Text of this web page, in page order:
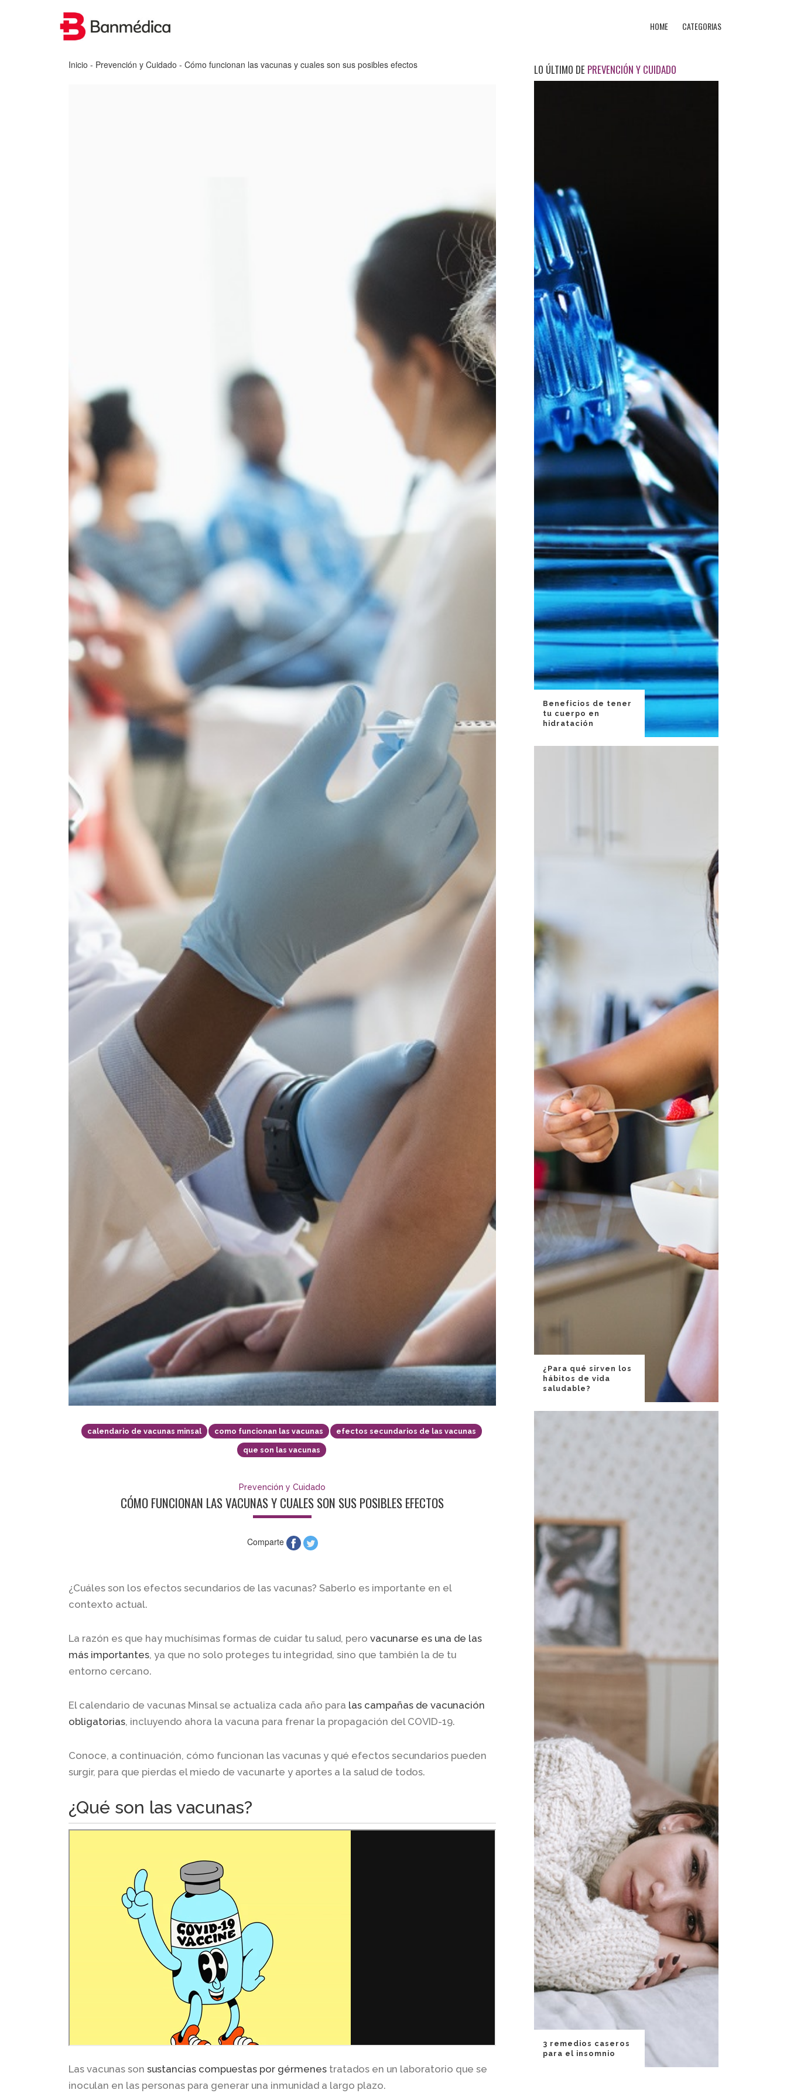
HOME CATEGORIAS
Inicio - Prevención y Cuidado - Cómo funcionan las vacunas y cuales son sus posibles efectos
calendario de vacunas minsal como funcionan las vacunas efectos secundarios de las vacunas
que son las vacunas
Prevención y Cuidado
CÓMO FUNCIONAN LAS VACUNAS Y CUALES SON SUS POSIBLES EFECTOS
Comparte
¿Cuáles son los efectos secundarios de las vacunas? Saberlo es importante en el
contexto actual.
La razón es que hay muchísimas formas de cuidar tu salud, pero vacunarse es una de las
más importantes, ya que no solo proteges tu integridad, sino que también la de tu
entorno cercano.
El calendario de vacunas Minsal se actualiza cada año para las campañas de vacunación
obligatorias, incluyendo ahora la vacuna para frenar la propagación del COVID-19.
Conoce, a continuación, cómo funcionan las vacunas y qué efectos secundarios pueden
surgir, para que pierdas el miedo de vacunarte y aportes a la salud de todos.
¿Qué son las vacunas?
Las vacunas son sustancias compuestas por gérmenes tratados en un laboratorio que se
inoculan en las personas para generar una inmunidad a largo plazo.
LO ÚLTIMO DE PREVENCIÓN Y CUIDADO
Beneficios de tener
tu cuerpo en
hidratación
¿Para qué sirven los
hábitos de vida
saludable?
3 remedios caseros
para el insomnio